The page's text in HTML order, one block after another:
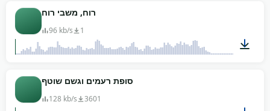
רוח, משבי רוח
96 kb/s 1
סופת רעמים וגשם שוטף
128 kb/s 3601